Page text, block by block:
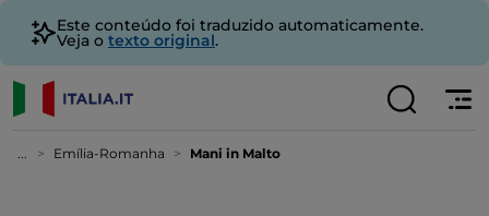
Este conteúdo foi traduzido automaticamente.
Veja o texto original.
... Emília-Romanha Mani in Malto